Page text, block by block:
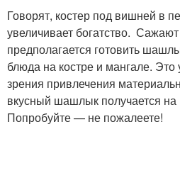
Говорят, костер под вишней в
увеличивает богатство.
предполагается готовить
блюда на костре и мангале.
зрения привлечения
вкусный шашлык получается
Попробуйте — не пожалеете!